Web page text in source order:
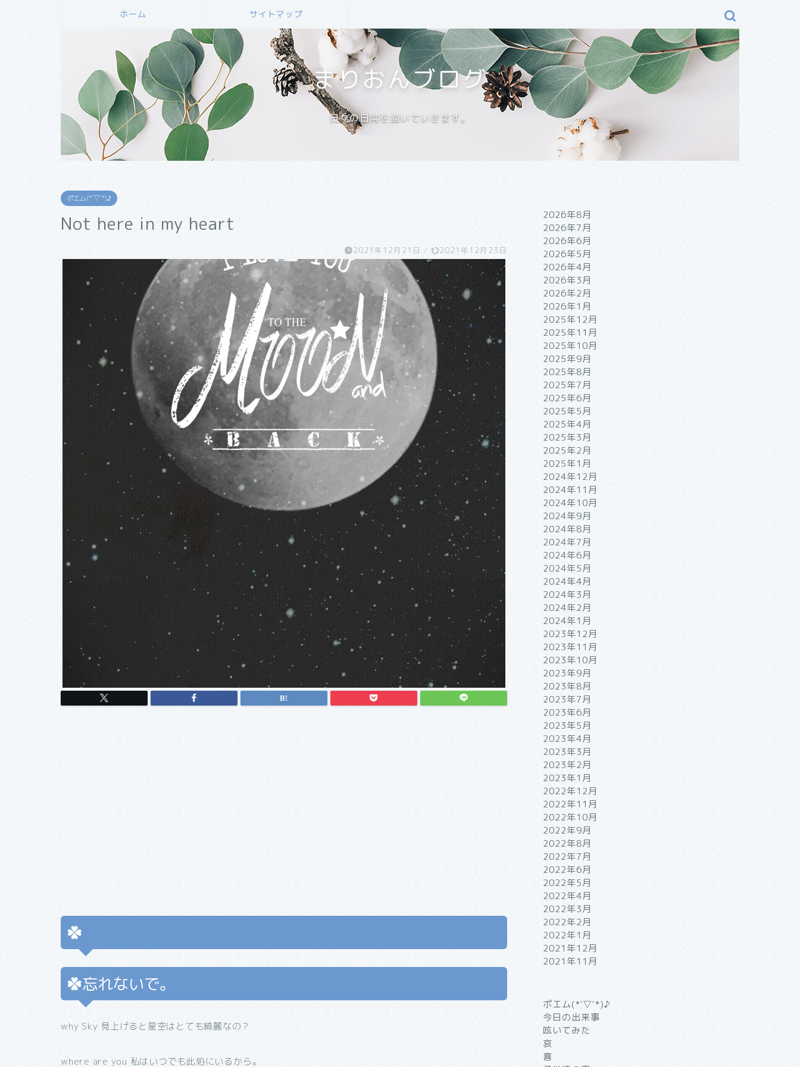
ホーム サイトマップ
まりおんブログ
日々の日常を描いていきます。
ポエム(*'▽'*)♪
Not here in my heart
2021年12月21日 / 2021年12月23日
忘れないで。
why Sky 見上げると星空はとても綺麗なの？
where are you 私はいつでも此処にいるから。
2026年8月
2026年7月
2026年6月
2026年5月
2026年4月
2026年3月
2026年2月
2026年1月
2025年12月
2025年11月
2025年10月
2025年9月
2025年8月
2025年7月
2025年6月
2025年5月
2025年4月
2025年3月
2025年2月
2025年1月
2024年12月
2024年11月
2024年10月
2024年9月
2024年8月
2024年7月
2024年6月
2024年5月
2024年4月
2024年3月
2024年2月
2024年1月
2023年12月
2023年11月
2023年10月
2023年9月
2023年8月
2023年7月
2023年6月
2023年5月
2023年4月
2023年3月
2023年2月
2023年1月
2022年12月
2022年11月
2022年10月
2022年9月
2022年8月
2022年7月
2022年6月
2022年5月
2022年4月
2022年3月
2022年2月
2022年1月
2021年12月
2021年11月
ポエム(*'▽'*)♪
今日の出来事
呟いてみた
哀
喜